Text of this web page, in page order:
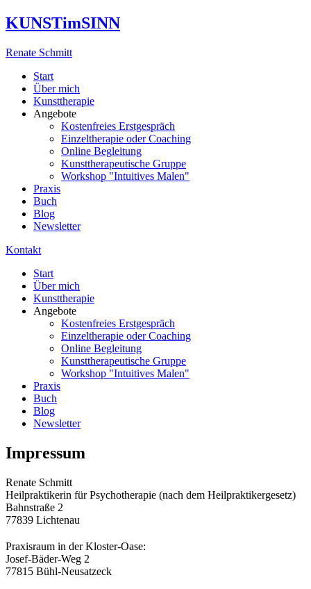
KUNSTimSINN
Renate Schmitt
Start
Über mich
Kunsttherapie
Angebote
Kostenfreies Erstgespräch
Einzeltherapie oder Coaching
Online Begleitung
Kunsttherapeutische Gruppe
Workshop "Intuitives Malen"
Praxis
Buch
Blog
Newsletter
Kontakt
Start
Über mich
Kunsttherapie
Angebote
Kostenfreies Erstgespräch
Einzeltherapie oder Coaching
Online Begleitung
Kunsttherapeutische Gruppe
Workshop "Intuitives Malen"
Praxis
Buch
Blog
Newsletter
Impressum
Renate Schmitt
Heilpraktikerin für Psychotherapie (nach dem Heilpraktikergesetz)
Bahnstraße 2
77839 Lichtenau
Praxisraum in der Kloster-Oase:
Josef-Bäder-Weg 2
77815 Bühl-Neusatzeck